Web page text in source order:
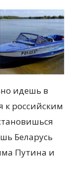
идешь в
к российским
Беларусь
Путина и